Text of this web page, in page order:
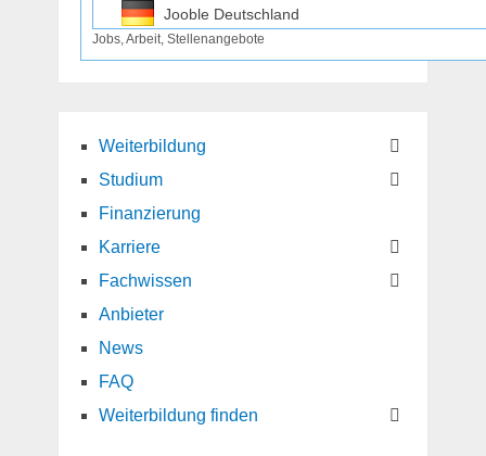
Jooble Deutschland
Jooble Osterreich
Jobs, Arbeit, Stellenangebote
Weiterbildung
Studium
Finanzierung
Karriere
Fachwissen
Anbieter
News
FAQ
Weiterbildung finden